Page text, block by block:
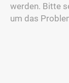
werden. Bitte
um das